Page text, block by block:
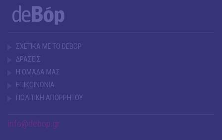
ΣΧΕΤΙΚΑ ΜΕ ΤΟ DEBOP
ΔΡΑΣΕΙΣ
Η ΟΜΑΔΑ ΜΑΣ
ΕΠΙΚΟΙΝΩΝΙΑ
ΠΟΛΙΤΙΚΗ ΑΠΟΡΡΗΤΟΥ
info@debop.gr